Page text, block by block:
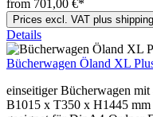
from 701,00 €*
Prices excl. VAT plus
Details
Bücherwagen Öland XL
einseitiger Bücherwagen
B1015 x T350 x H1445 mm